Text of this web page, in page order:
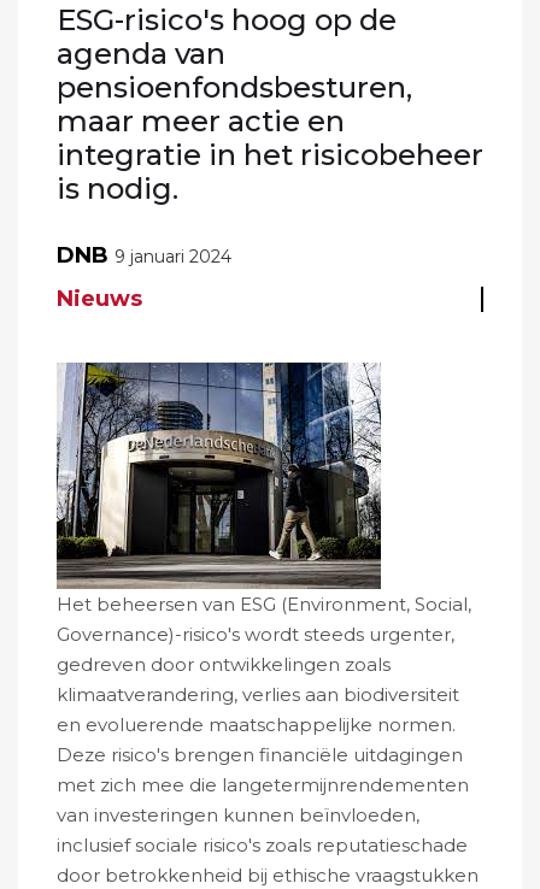
ESG-risico's hoog op de
agenda van
pensioenfondsbesturen,
maar meer actie en
integratie in het risicobeheer
is nodig.
DNB 9 januari 2024
Nieuws
Het beheersen van ESG (Environment, Social,
Governance)-risico's wordt steeds urgenter,
gedreven door ontwikkelingen zoals
klimaatverandering, verlies aan biodiversiteit
en evoluerende maatschappelijke normen.
Deze risico's brengen financiële uitdagingen
met zich mee die langetermijnrendementen
van investeringen kunnen beïnvloeden,
inclusief sociale risico's zoals reputatieschade
door betrokkenheid bij ethische vraagstukken